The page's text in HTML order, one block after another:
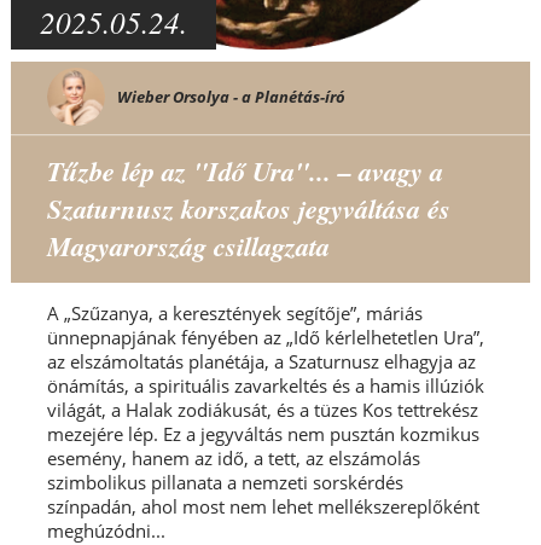
2025.05.24.
Wieber Orsolya - a Planétás-író
Tűzbe lép az "Idő Ura"... – avagy a
Szaturnusz korszakos jegyváltása és
Magyarország csillagzata
A „Szűzanya, a keresztények segítője”, máriás
ünnepnapjának fényében az „Idő kérlelhetetlen Ura”,
az elszámoltatás planétája, a Szaturnusz elhagyja az
önámítás, a spirituális zavarkeltés és a hamis illúziók
világát, a Halak zodiákusát, és a tüzes Kos tettrekész
mezejére lép. Ez a jegyváltás nem pusztán kozmikus
esemény, hanem az idő, a tett, az elszámolás
szimbolikus pillanata a nemzeti sorskérdés
színpadán, ahol most nem lehet mellékszereplőként
meghúzódni...